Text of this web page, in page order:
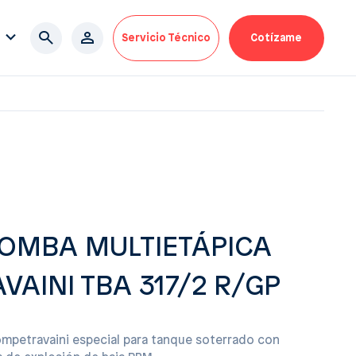
Servicio Técnico Cotízame
MULTIETÁPICA
TBA 317/2 R/GP
especial para tanque soterrado con